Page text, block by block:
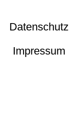
Datenschutz
Impressum